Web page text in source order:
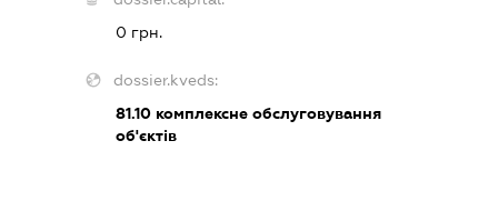
0 грн.
dossier.kveds:
81.10комплексне обслуговування
об'єктів